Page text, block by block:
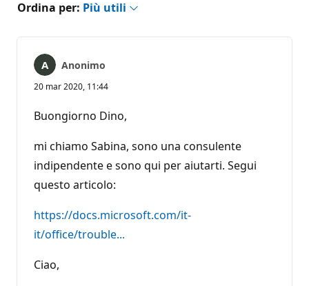
Ordina per: Più utili
Anonimo
20 mar 2020, 11:44
Buongiorno Dino,
mi chiamo Sabina, sono una consulente
indipendente e sono qui per aiutarti. Segui
questo articolo:
https://docs.microsoft.com/it-
it/office/trouble...
Ciao,